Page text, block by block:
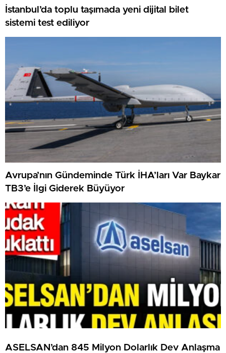
İstanbul’da toplu taşımada yeni dijital bilet
sistemi test ediliyor
Avrupa’nın Gündeminde Türk İHA’ları Var Baykar
TB3’e İlgi Giderek Büyüyor
ASELSAN’dan 845 Milyon Dolarlık Dev Anlaşma